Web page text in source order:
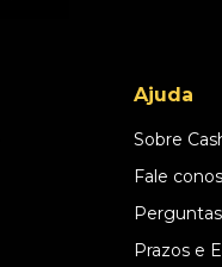
Ajuda
Sobre
Fale
Prazos e